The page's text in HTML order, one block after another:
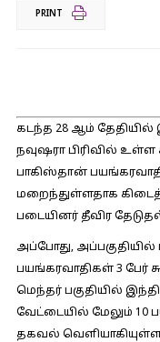
PRINT
கடந்த 28 ஆம்
நவுஷரா பிரிவில் உள்ள
பாகிஸ்தான்
மறைந்துள்ளதாக
படையினர் தீவிர
அப்போது,
பயங்கரவாதிகள் 3 பேர்
மெந்தர் பகுதியில்
வேட்டையில் மேலும் 10
தகவல்